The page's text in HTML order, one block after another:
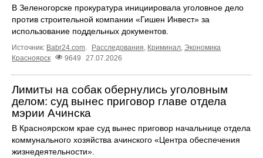
В Зеленогорске прокуратура инициировала уголовное дело
против строительной компании «Гишен Инвест» за
использование поддельных документов.
Источник: Babr24.com. Расследования, Криминал, Экономика
Красноярск
9649 27.07.2026
Лимиты на собак обернулись уголовным
делом: суд вынес приговор главе отдела
мэрии Ачинска
В Красноярском крае суд вынес приговор начальнице отдела
коммунального хозяйства ачинского «Центра обеспечения
жизнедеятельности».